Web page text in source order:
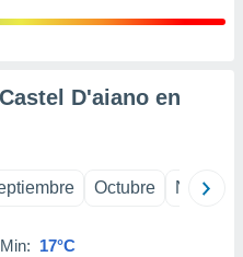
D'aiano en
Octubre
Min: 17°C